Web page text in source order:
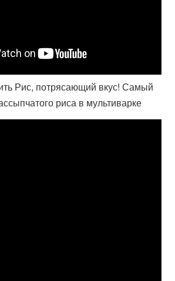
Рис, потрясающий вкус! Самый
риса в мультиварке